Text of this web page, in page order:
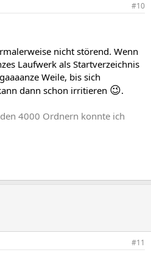
#10
nicht störend. Wenn
Laufwerk als Startverzeichnis
Weile, bis sich
dann schon irritieren 😉.
4000 Ordnern konnte ich
#11